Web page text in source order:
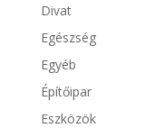
Divat
Egészség
Egyéb
Építőipar
Eszközök